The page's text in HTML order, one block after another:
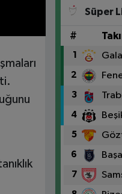
Süper
#
1
2
3
4
5
6
7